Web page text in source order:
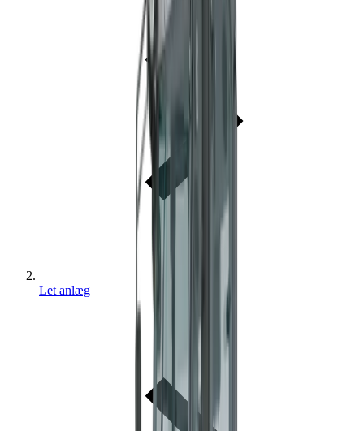
Let anlæg